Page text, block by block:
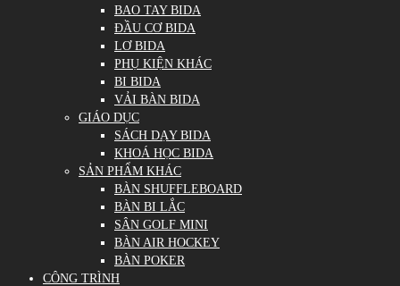
BAO TAY BIDA
ĐẦU CƠ BIDA
LƠ BIDA
PHỤ KIỆN KHÁC
BI BIDA
VẢI BÀN BIDA
GIÁO DỤC
SÁCH DẠY BIDA
KHOÁ HỌC BIDA
SẢN PHẨM KHÁC
BÀN SHUFFLEBOARD
BÀN BI LẮC
SÂN GOLF MINI
BÀN AIR HOCKEY
BÀN POKER
CÔNG TRÌNH